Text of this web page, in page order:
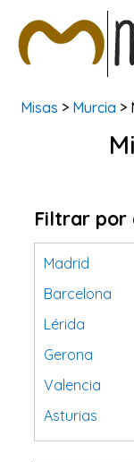
BUSCAR MISAS
Misas > Murcia >
Filtrar por
Madrid
Barcelona
Lérida
Gerona
Valencia
Asturias
Tarragona